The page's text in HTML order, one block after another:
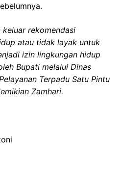
keluar rekomendasi
atau tidak layak untuk
izin lingkungan hidup
Bupati melalui Dinas
Terpadu Satu Pintu
Zamhari.